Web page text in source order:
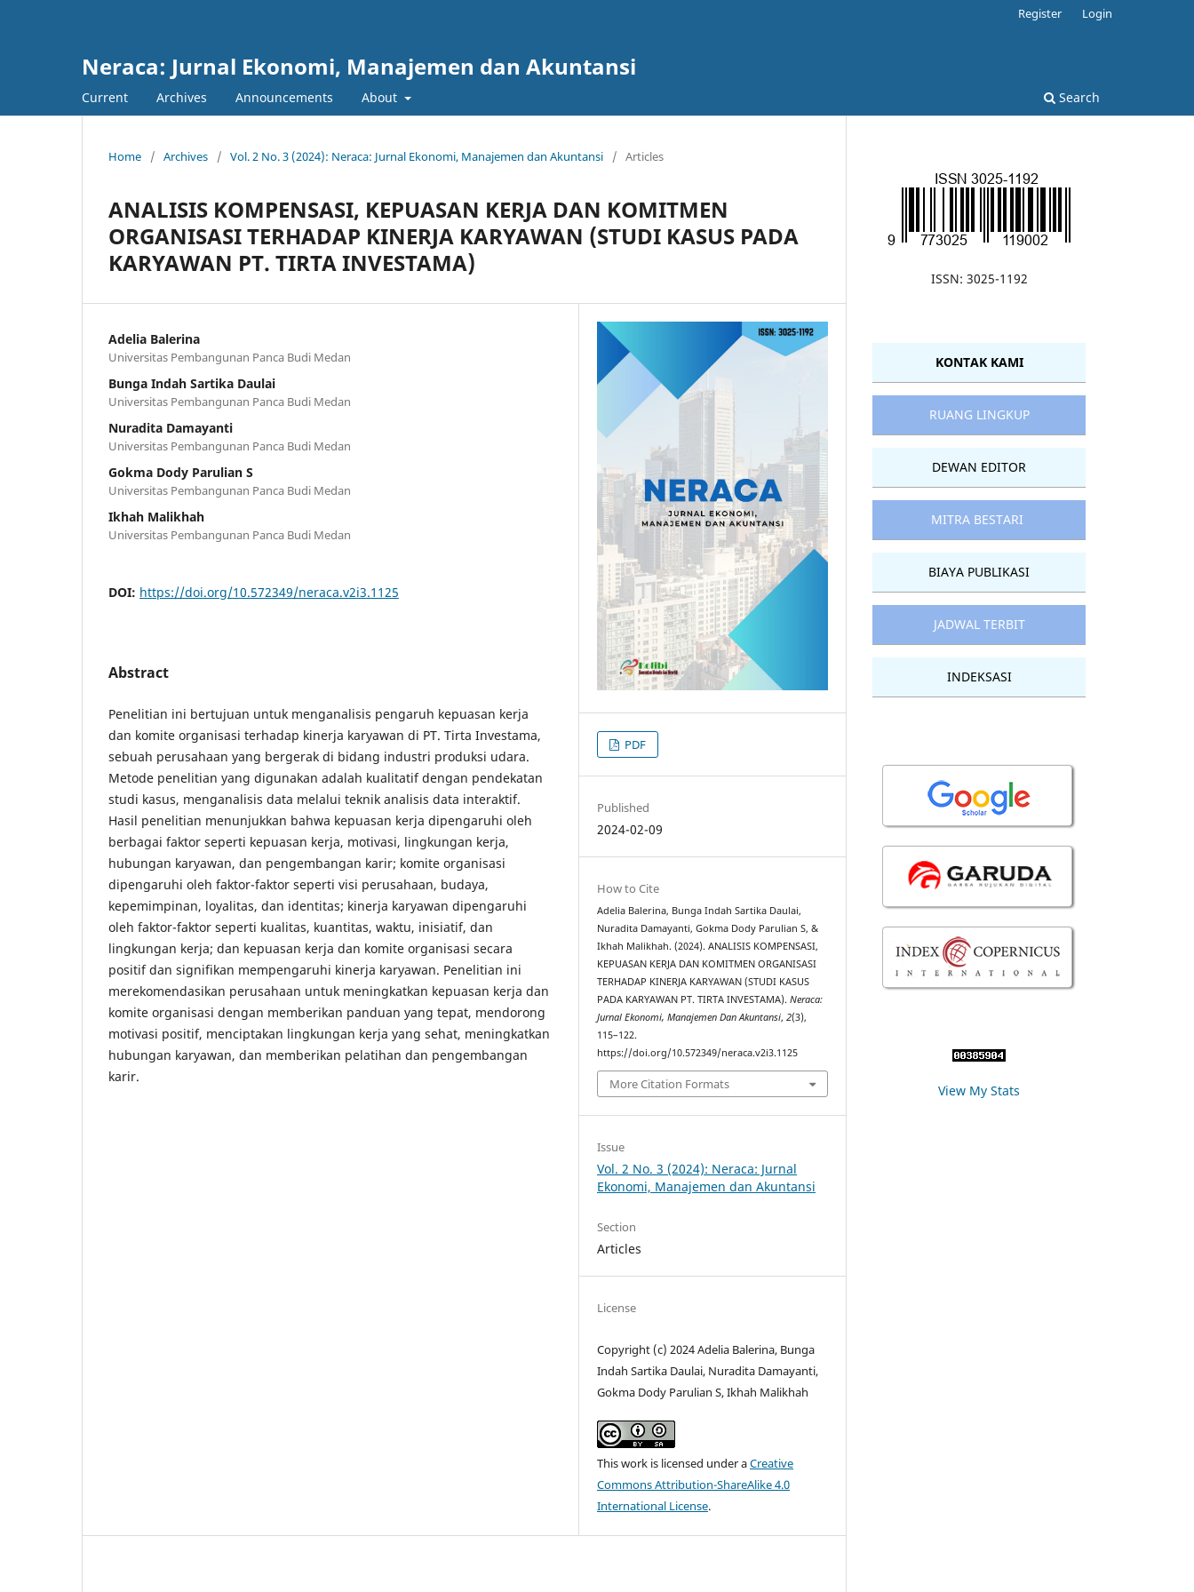
Neraca: Jurnal Ekonomi, Manajemen dan Akuntansi
Current Archives Announcements About Search
Register Login
Home / Archives / Vol. 2 No. 3 (2024): Neraca: Jurnal Ekonomi, Manajemen dan Akuntansi / Articles
ANALISIS KOMPENSASI, KEPUASAN KERJA DAN KOMITMEN
ORGANISASI TERHADAP KINERJA KARYAWAN (STUDI KASUS PADA
KARYAWAN PT. TIRTA INVESTAMA)
Adelia Balerina
Universitas Pembangunan Panca Budi Medan
Bunga Indah Sartika Daulai
Universitas Pembangunan Panca Budi Medan
Nuradita Damayanti
Universitas Pembangunan Panca Budi Medan
Gokma Dody Parulian S
Universitas Pembangunan Panca Budi Medan
Ikhah Malikhah
Universitas Pembangunan Panca Budi Medan
DOI: https://doi.org/10.572349/neraca.v2i3.1125
Abstract
Penelitian ini bertujuan untuk menganalisis pengaruh kepuasan kerja
dan komite organisasi terhadap kinerja karyawan di PT. Tirta Investama,
sebuah perusahaan yang bergerak di bidang industri produksi udara.
Metode penelitian yang digunakan adalah kualitatif dengan pendekatan
studi kasus, menganalisis data melalui teknik analisis data interaktif.
Hasil penelitian menunjukkan bahwa kepuasan kerja dipengaruhi oleh
berbagai faktor seperti kepuasan kerja, motivasi, lingkungan kerja,
hubungan karyawan, dan pengembangan karir; komite organisasi
dipengaruhi oleh faktor-faktor seperti visi perusahaan, budaya,
kepemimpinan, loyalitas, dan identitas; kinerja karyawan dipengaruhi
oleh faktor-faktor seperti kualitas, kuantitas, waktu, inisiatif, dan
lingkungan kerja; dan kepuasan kerja dan komite organisasi secara
positif dan signifikan mempengaruhi kinerja karyawan. Penelitian ini
merekomendasikan perusahaan untuk meningkatkan kepuasan kerja dan
komite organisasi dengan memberikan panduan yang tepat, mendorong
motivasi positif, menciptakan lingkungan kerja yang sehat, meningkatkan
hubungan karyawan, dan memberikan pelatihan dan pengembangan
karir.
PDF
Published
2024-02-09
How to Cite
Adelia Balerina, Bunga Indah Sartika Daulai,
Nuradita Damayanti, Gokma Dody Parulian S, &
Ikhah Malikhah. (2024). ANALISIS KOMPENSASI,
KEPUASAN KERJA DAN KOMITMEN ORGANISASI
TERHADAP KINERJA KARYAWAN (STUDI KASUS
PADA KARYAWAN PT. TIRTA INVESTAMA).Neraca:
Jurnal Ekonomi, Manajemen Dan Akuntansi,2(3),
115–122.
https://doi.org/10.572349/neraca.v2i3.1125
More Citation Formats
Issue
Vol. 2 No. 3 (2024): Neraca: Jurnal
Ekonomi, Manajemen dan Akuntansi
Section
Articles
License
Copyright (c) 2024 Adelia Balerina, Bunga
Indah Sartika Daulai, Nuradita Damayanti,
Gokma Dody Parulian S, Ikhah Malikhah
This work is licensed under aCreative
Commons Attribution-ShareAlike 4.0
International License.
ISSN: 3025-1192
KONTAK KAMI
RUANG LINGKUP
DEWAN EDITOR
MITRA BESTARI
BIAYA PUBLIKASI
JADWAL TERBIT
INDEKSASI
View My Stats